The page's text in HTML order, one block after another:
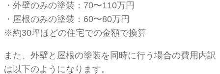
・外壁のみの塗装：70〜110万円
・屋根のみの塗装：60〜80万円
※約30坪ほどの住宅での金額で換算
また、外壁と屋根の塗装を同時に行う場合の費用内訳
は以下のようになります。